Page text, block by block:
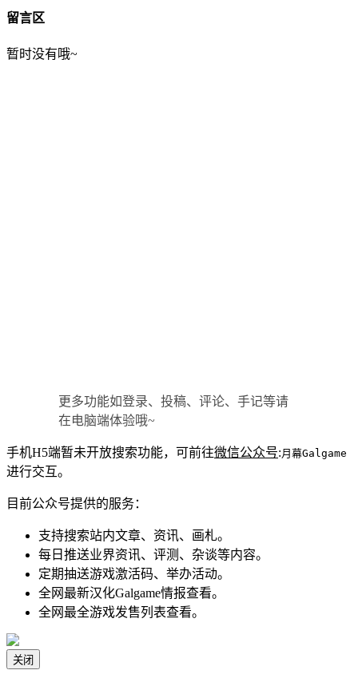
留言区
暂时没有哦~
更多功能如登录、投稿、评论、手记等请
在电脑端体验哦~
手机H5端暂未开放搜索功能，可前往微信公众号: 月幕Galgame
进行交互。
目前公众号提供的服务：
支持搜索站内文章、资讯、画札。
每日推送业界资讯、评测、杂谈等内容。
定期抽送游戏激活码、举办活动。
全网最新汉化Galgame情报查看。
全网最全游戏发售列表查看。
关闭